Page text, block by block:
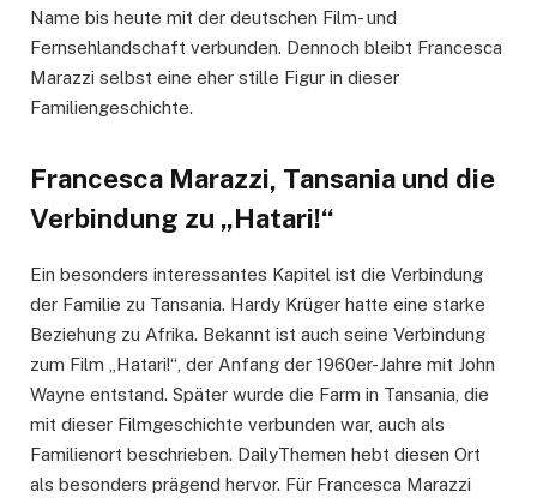
Name bis heute mit der deutschen Film- und
Fernsehlandschaft verbunden. Dennoch bleibt Francesca
Marazzi selbst eine eher stille Figur in dieser
Familiengeschichte.
Francesca Marazzi, Tansania und die
Verbindung zu „Hatari!“
Ein besonders interessantes Kapitel ist die Verbindung
der Familie zu Tansania. Hardy Krüger hatte eine starke
Beziehung zu Afrika. Bekannt ist auch seine Verbindung
zum Film „Hatari!“, der Anfang der 1960er-Jahre mit John
Wayne entstand. Später wurde die Farm in Tansania, die
mit dieser Filmgeschichte verbunden war, auch als
Familienort beschrieben. DailyThemen hebt diesen Ort
als besonders prägend hervor. Für Francesca Marazzi